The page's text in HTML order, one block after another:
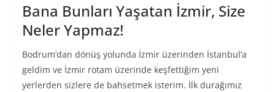
Bana Bunları Yaşatan İzmir, Size
Neler Yapmaz!
Bodrum’dan dönüş yolunda İzmir üzerinden İstanbul’a
geldim ve İzmir rotam üzerinde keşfettiğim yeni
yerlerden sizlere de bahsetmek isterim. İlk durağımız